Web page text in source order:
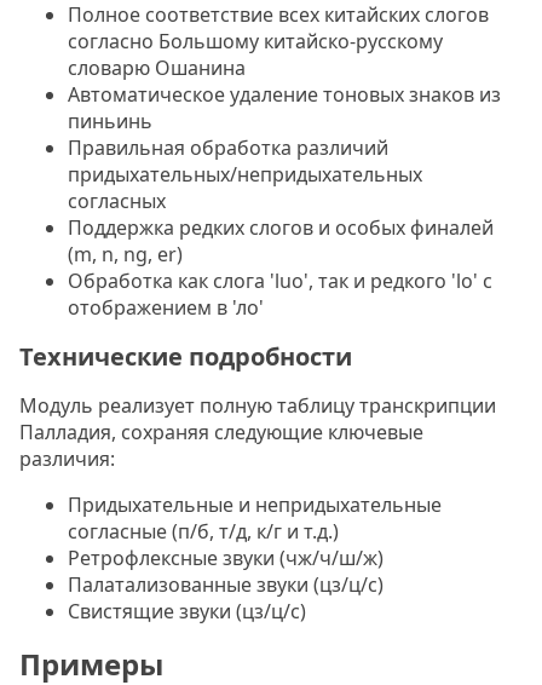
Полное соответствие всех китайских слогов
согласно Большому китайско-русскому
словарю Ошанина
Автоматическое удаление тоновых знаков из
пиньинь
Правильная обработка различий
придыхательных/непридыхательных
согласных
Поддержка редких слогов и особых финалей
(m, n, ng, er)
Обработка как слога 'luo', так и редкого 'lo' с
отображением в 'ло'
Технические подробности
Модуль реализует полную таблицу транскрипции
Палладия, сохраняя следующие ключевые
различия:
Придыхательные и непридыхательные
согласные (п/б, т/д, к/г и т.д.)
Ретрофлексные звуки (чж/ч/ш/ж)
Палатализованные звуки (цз/ц/с)
Свистящие звуки (цз/ц/с)
Примеры